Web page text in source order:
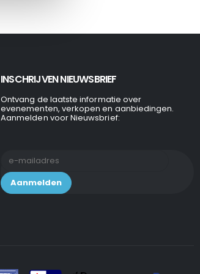
INSCHRIJVEN NIEUWSBRIEF
Ontvang de laatste informatie over
evenementen, verkopen en aanbiedingen.
Aanmelden voor Nieuwsbrief: